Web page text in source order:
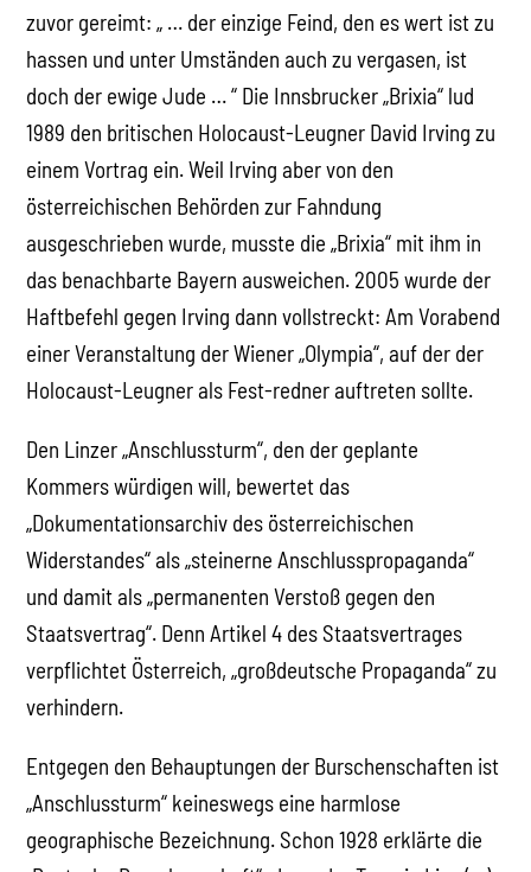
zuvor gereimt: „ … der einzige Feind, den es wert ist zu
hassen und unter Umständen auch zu vergasen, ist
doch der ewige Jude … “ Die Innsbrucker „Brixia“ lud
1989 den britischen Holocaust-Leugner David Irving zu
einem Vortrag ein. Weil Irving aber von den
österreichischen Behörden zur Fahndung
ausgeschrieben wurde, musste die „Brixia“ mit ihm in
das benachbarte Bayern ausweichen. 2005 wurde der
Haftbefehl gegen Irving dann vollstreckt: Am Vorabend
einer Veranstaltung der Wiener „Olympia“, auf der der
Holocaust-Leugner als Fest-redner auftreten sollte.
Den Linzer „Anschlussturm“, den der geplante
Kommers würdigen will, bewertet das
„Dokumentationsarchiv des österreichischen
Widerstandes“ als „steinerne Anschlusspropaganda“
und damit als „permanenten Verstoß gegen den
Staatsvertrag“. Denn Artikel 4 des Staatsvertrages
verpflichtet Österreich, „großdeutsche Propaganda“ zu
verhindern.
Entgegen den Behauptungen der Burschenschaften ist
„Anschlussturm“ keineswegs eine harmlose
geographische Bezeichnung. Schon 1928 erklärte die